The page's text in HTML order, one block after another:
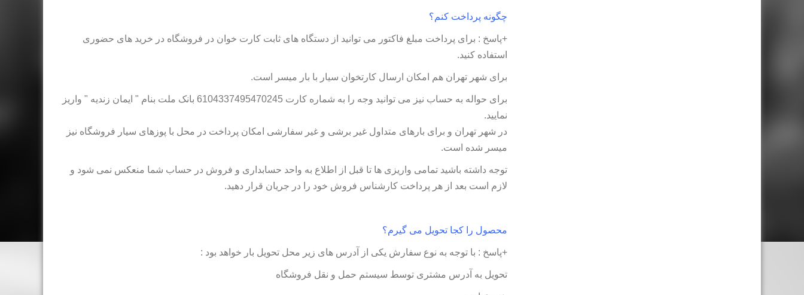
چگونه پرداخت کنم؟
+پاسخ : برای پرداخت مبلغ فاکتور می توانید از دستگاه های ثابت کارت خوان در فروشگاه در خرید های حضوری
استفاده کنید.
برای شهر تهران هم امکان ارسال کارتخوان سیار با بار میسر است.
برای حواله به حساب نیز می توانید وجه را به شماره کارت 6104337495470245 بانک ملت بنام " ایمان زندیه " واریز
نمایید.
در شهر تهران و برای بارهای متداول غیر برشی و غیر سفارشی امکان پرداخت در محل با پوزهای سیار فروشگاه نیز
میسر شده است.
توجه داشته باشید تمامی واریزی ها تا قبل از اطلاع به واحد حسابداری و فروش در حساب شما منعکس نمی شود و
لازم است بعد از هر پرداخت کارشناس فروش خود را در جریان قرار دهید.
محصول را کجا تحویل می گیرم؟
+پاسخ : با توجه به نوع سفارش یکی از آدرس های زیر محل تحویل بار خواهد بود :
تحویل به آدرس مشتری توسط سیستم حمل و نقل فروشگاه